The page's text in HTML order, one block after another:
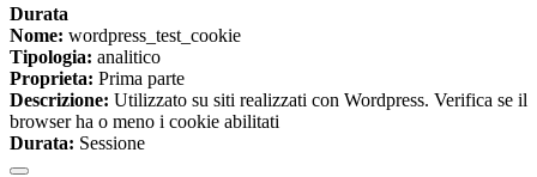
Durata
Nome: wordpress_test_cookie
Tipologia: analitico
Proprieta: Prima parte
Descrizione: Utilizzato su siti realizzati con Wordpress. Verifica se il
browser ha o meno i cookie abilitati
Durata: Sessione